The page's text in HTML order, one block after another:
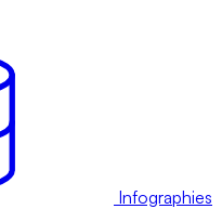
Infographies